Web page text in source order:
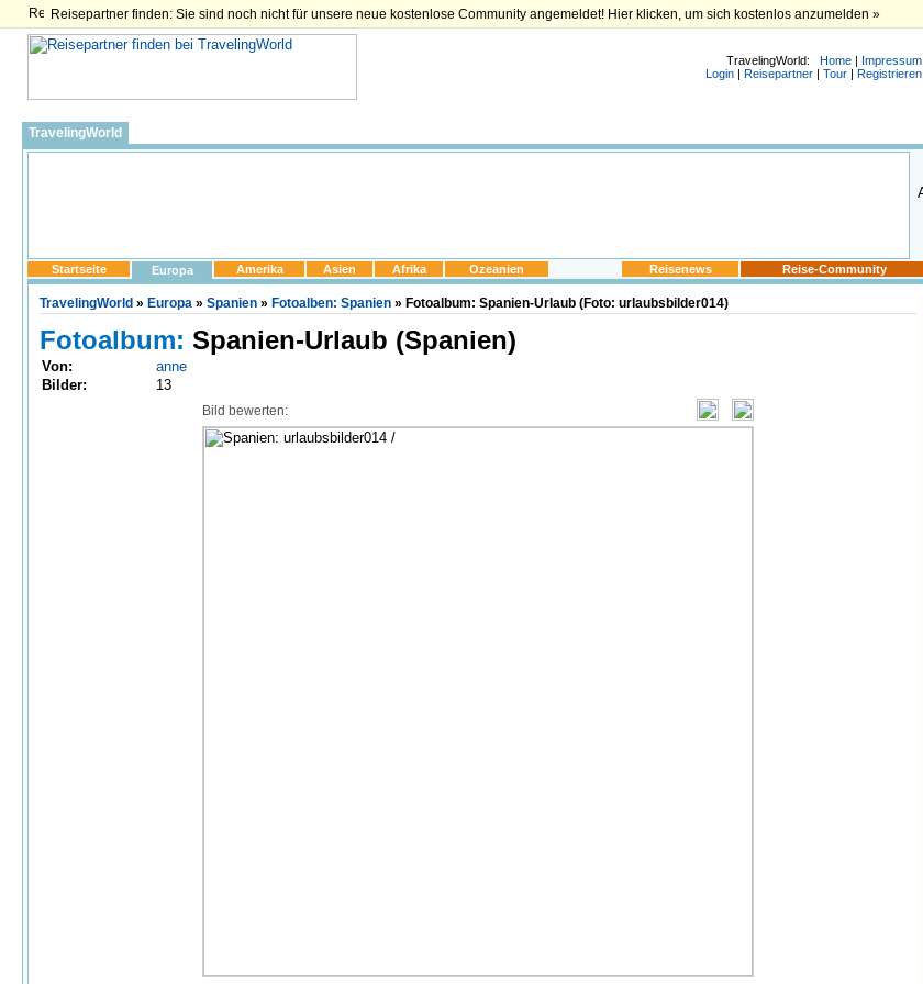
Reisepartner finden: Sie sind noch nicht für unsere neue kostenlose Community angemeldet! Hier klicken, um sich kostenlos anzumelden »
TravelingWorld: Home | Impressum
Login | Reisepartner | Tour | Registrieren
TravelingWorld
Startseite Europa Amerika Asien Afrika Ozeanien Reisenews Reise-Community
TravelingWorld » Europa » Spanien » Fotoalben: Spanien » Fotoalbum: Spanien-Urlaub (Foto: urlaubsbilder014)
Fotoalbum: Spanien-Urlaub (Spanien)
Von:
anne
Bilder:
13
Bild bewerten: